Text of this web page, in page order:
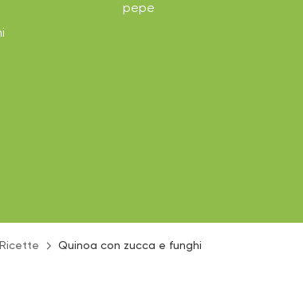
pepe
Ricette Quinoa con zucca e funghi